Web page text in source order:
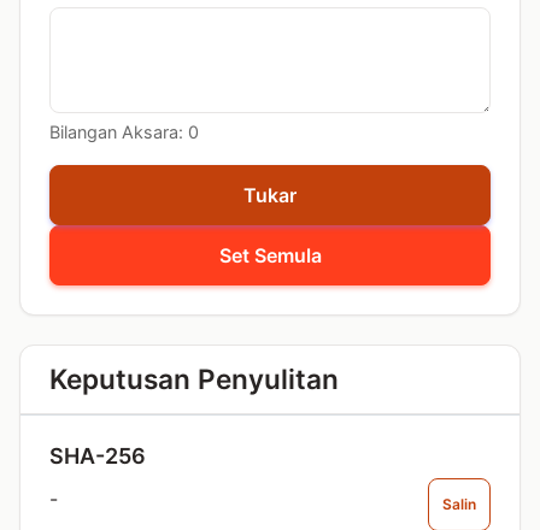
Bilangan Aksara: 0
Set Semula
Tukar
Keputusan Penyulitan
SHA-256
- Salin